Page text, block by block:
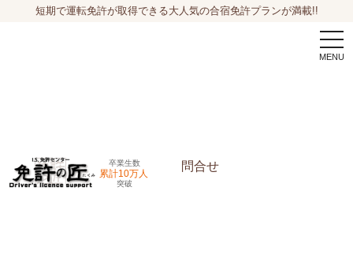
短期で運転免許が取得できる大人気の合宿免許プランが満載!!
卒業生数
累計10万人
突破
問合せ